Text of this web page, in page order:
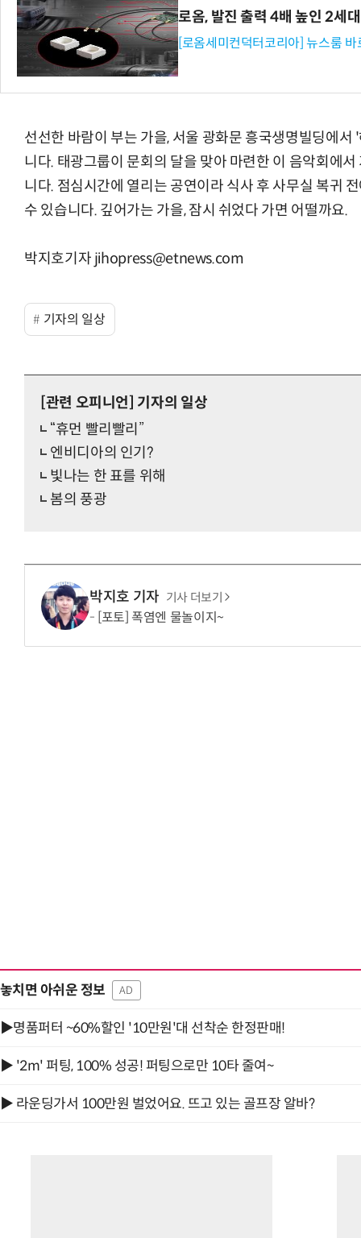
로옴, 발진 출력 4배 높인 2세
[로옴세미컨덕터코리아] 뉴스룸 바
선선한 바람이 부는 가을, 서울 광화문 흥국생명빌딩에
니다. 태광그룹이 문회의 달을 맞아 마련한 이 음악회에
니다. 점심시간에 열리는 공연이라 식사 후 사무실 복귀
수 있습니다. 깊어가는 가을, 잠시 쉬었다 가면 어떨까요.
박지호기자 jihopress@etnews.com
기자의 일상
[관련 오피니언] 기자의 일상
“휴먼 빨리빨리”
엔비디아의 인기?
빛나는 한 표를 위해
봄의 풍광
박지호 기자 기사 더보기
[포토] 폭염엔 물놀이지~
놓치면 아쉬운 정보 AD
▶명품퍼터 ~60%할인 '10만원'대 선착순 한정판매!
▶ '2m' 퍼팅, 100% 성공! 퍼팅으로만 10타 줄여~
▶ 라운딩가서 100만원 벌었어요. 뜨고 있는 골프장 알바?